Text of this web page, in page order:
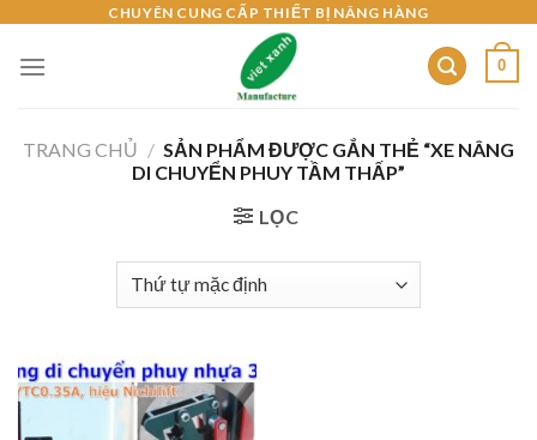
content
CHUYÊN CUNG CẤP THIẾT BỊ NÂNG HÀNG
0
TRANG CHỦ / SẢN PHẨM ĐƯỢC GẮN THẺ “XE NÂNG
DI CHUYỂN PHUY TẦM THẤP”
LỌC